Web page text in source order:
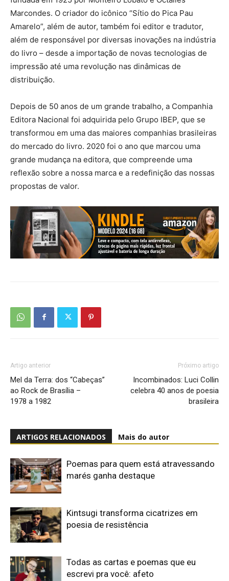
Marcondes. O criador do icônico “Sítio do Pica Pau
Amarelo”, além de autor, também foi editor e tradutor,
além de responsável por diversas inovações na indústria
do livro – desde a importação de novas tecnologias de
impressão até uma revolução nas dinâmicas de
distribuição.
Depois de 50 anos de um grande trabalho, a Companhia
Editora Nacional foi adquirida pelo Grupo IBEP, que se
transformou em uma das maiores companhias brasileiras
do mercado do livro. 2020 foi o ano que marcou uma
grande mudança na editora, que compreende uma
reflexão sobre a nossa marca e a redefinição das nossas
propostas de valor.
Artigo anterior
Mel da Terra: dos “Cabeças”
ao Rock de Brasília –
1978 a 1982
Próximo artigo
Incombinados: Luci Collin
celebra 40 anos de poesia
brasileira
ARTIGOS RELACIONADOS Mais do autor
Poemas para quem está atravessando
marés ganha destaque
Kintsugi transforma cicatrizes em
poesia de resistência
Todas as cartas e poemas que eu
escrevi pra você: afeto